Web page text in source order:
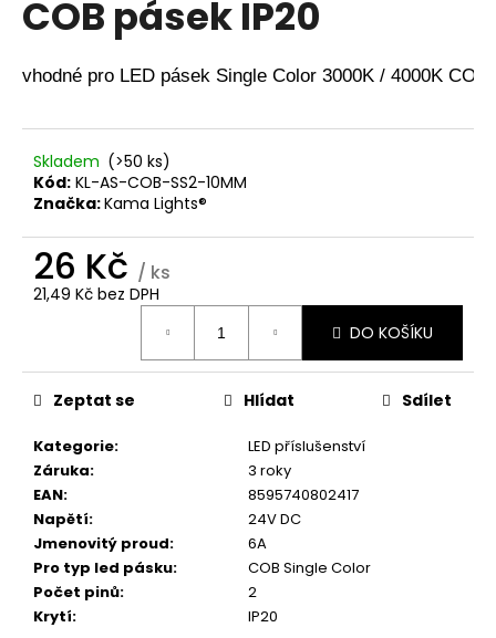
COB pásek IP20
vhodné pro LED pásek Single Color 3000K / 4000K
Skladem (>50 ks)
Kód: KL-AS-COB-SS2-10MM
Značka:Kama Lights®
26 Kč / ks
21,49 Kč bez DPH
DO KOŠÍKU
Kategorie:
LED příslušenství
Záruka:
3 roky
EAN:
8595740802417
Napětí:
24V DC
Jmenovitý proud:
6A
Pro typ led pásku:
COB Single Color
Počet pinů:
2
Krytí: IP20
Zeptat se Hlídat Sdílet
a
í
o
p
u
č
u
e
m
e